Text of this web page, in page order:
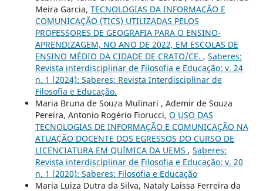
Meira Garcia, TECNOLOGIAS DA INFORMAÇÃO E
COMUNICAÇÃO (TICS) UTILIZADAS PELOS
PROFESSORES DE GEOGRAFIA PARA O ENSINO-
APRENDIZAGEM, NO ANO DE 2022, EM ESCOLAS DE
ENSINO MÉDIO DA CIDADE DE CRATO/CE. , Saberes:
Revista interdisciplinar de Filosofia e Educação: v. 24
n. 1 (2024): Saberes: Revista Interdisciplinar de
Filosofia e Educação.
Maria Bruna de Souza Mulinari , Ademir de Souza
Pereira, Antonio Rogério Fiorucci, O USO DAS
TECNOLOGIAS DE INFORMAÇÃO E COMUNICAÇÃO NA
ATUAÇÃO DOCENTE DOS EGRESSOS DO CURSO DE
LICENCIATURA EM QUÍMICA DA UEMS , Saberes:
Revista interdisciplinar de Filosofia e Educação: v. 20
n. 1 (2020): Saberes: Filosofia e Educação
Maria Luiza Dutra da Silva, Nataly Laissa Ferreira da